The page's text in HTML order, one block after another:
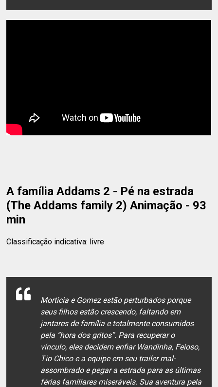
A família Addams 2 - Pé na estrada
(The Addams family 2) Animação - 93
min
Classificação indicativa: livre
Morticia e Gomez estão perturbados porque
seus filhos estão crescendo, faltando em
jantares de família e totalmente consumidos
pela “hora dos gritos”. Para recuperar o
vínculo, eles decidem enfiar Wandinha, Feioso,
Tio Chico e a equipe em seu trailer mal-
assombrado e pegar a estrada para as últimas
férias familiares miseráveis. Sua aventura pela